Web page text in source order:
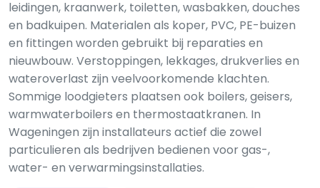
leidingen, kraanwerk, toiletten, wasbakken, douches
en badkuipen. Materialen als koper, PVC, PE-buizen
en fittingen worden gebruikt bij reparaties en
nieuwbouw. Verstoppingen, lekkages, drukverlies en
wateroverlast zijn veelvoorkomende klachten.
Sommige loodgieters plaatsen ook boilers, geisers,
warmwaterboilers en thermostaatkranen. In
Wageningen zijn installateurs actief die zowel
particulieren als bedrijven bedienen voor gas-,
water- en verwarmingsinstallaties.